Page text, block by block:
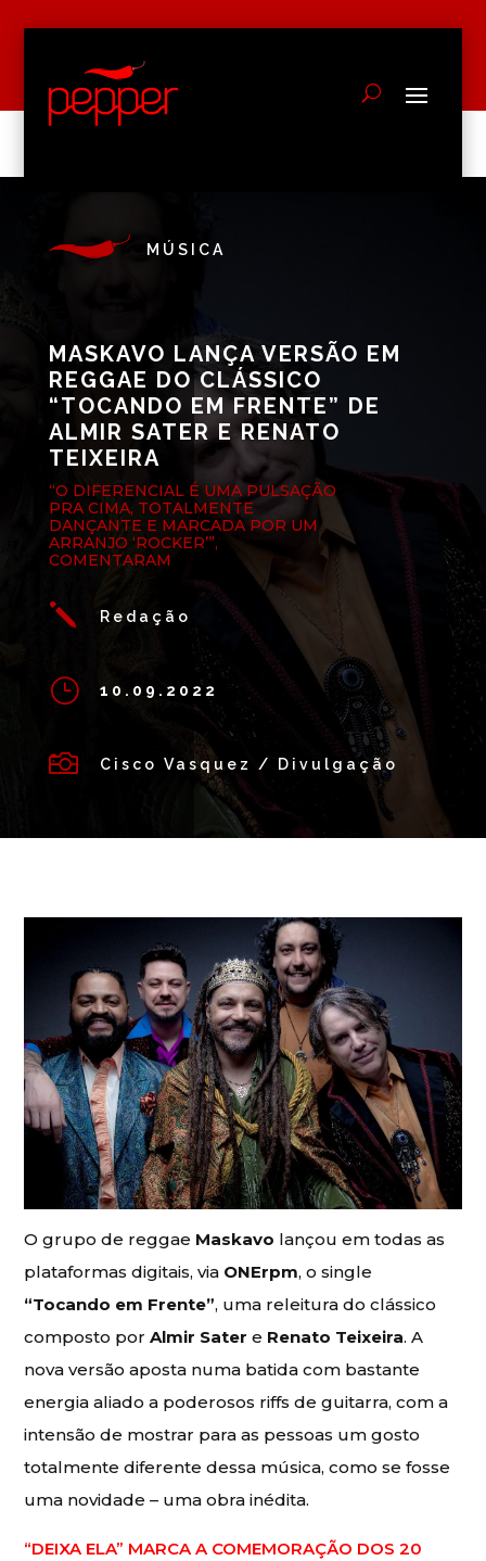
MÚSICA
MASKAVO LANÇA VERSÃO EM
REGGAE DO CLÁSSICO
“TOCANDO EM FRENTE” DE
ALMIR SATER E RENATO
TEIXEIRA
“O DIFERENCIAL É UMA PULSAÇÃO
PRA CIMA, TOTALMENTE
DANÇANTE E MARCADA POR UM
ARRANJO ‘ROCKER’”,
COMENTARAM
j Redação
} 10.09.2022
 Cisco Vasquez / Divulgação
O grupo de reggae Maskavo lançou em todas as
plataformas digitais, via ONErpm, o single
“Tocando em Frente”, uma releitura do clássico
composto porAlmir Sater e Renato Teixeira. A
nova versão aposta numa batida com bastante
energia aliado a poderosos riffs de guitarra, com a
intensão de mostrar para as pessoas um gosto
totalmente diferente dessa música, como se fosse
uma novidade – uma obra inédita.
“DEIXA ELA” MARCA A COMEMORAÇÃO DOS 20